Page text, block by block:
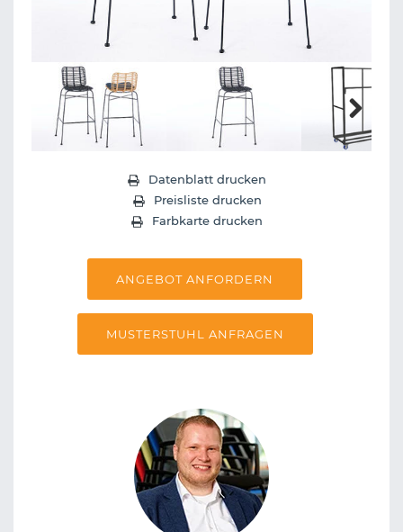
Next
Datenblatt drucken
Preisliste drucken
Farbkarte drucken
ANGEBOT ANFORDERN
MUSTERSTUHL ANFRAGEN